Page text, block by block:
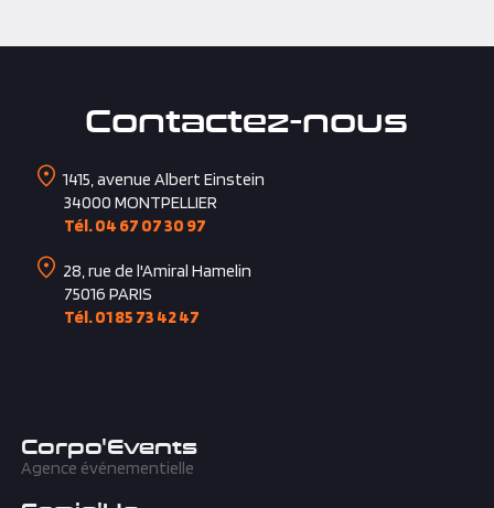
Contactez-nous
1415, avenue Albert Einstein
34000 MONTPELLIER
28, rue de l'Amiral Hamelin
75016PARIS
Corpo'Events
Agence événementielle